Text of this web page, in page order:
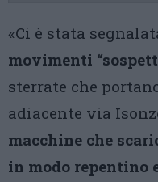
«Ci è stata
movimenti
sterrate che
adiacente via
macchine che
in modo repentino